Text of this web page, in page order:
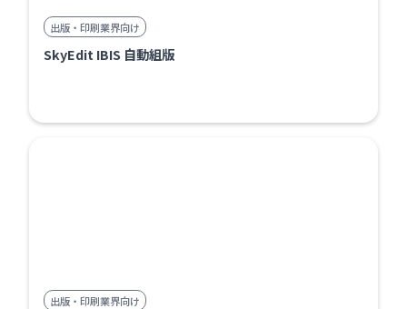
出版・印刷業界向け
SkyEdit IBIS 自動組版
出版・印刷業界向け